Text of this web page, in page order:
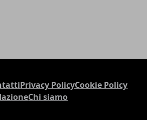
Privacy PolicyCookie Policy
Chi siamo